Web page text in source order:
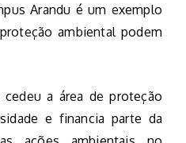
Arandu é um exemplo
ambiental podem
a área de proteção
e financia parte da